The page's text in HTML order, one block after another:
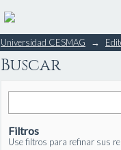
Buscar
Universidad CESMAG →
Buscar
Filtros
Use filtros para refinar sus